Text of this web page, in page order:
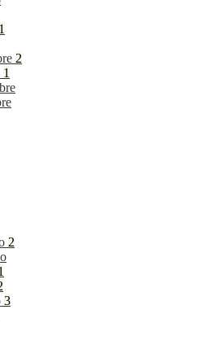
1
2
1
2
3